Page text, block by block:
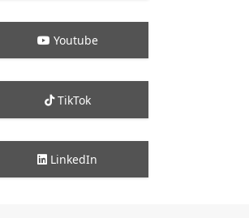
Youtube
TikTok
LinkedIn